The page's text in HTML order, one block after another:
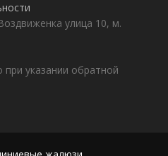
улица 10, м.
указании обратной